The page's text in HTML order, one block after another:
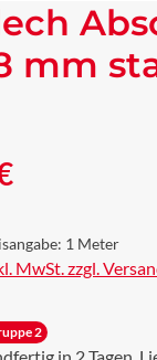
mm
1 Meter
MwSt. zzgl.
2